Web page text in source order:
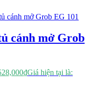
cánh mở Grob
₫Giá hiện tại là: